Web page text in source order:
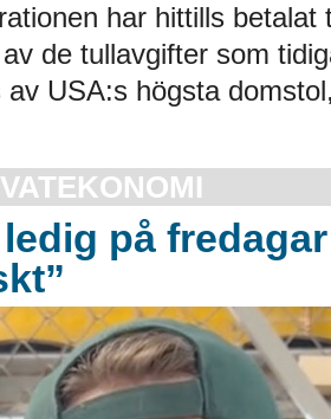
har hittills betalat
de tullavgifter som
av USA:s högsta
på